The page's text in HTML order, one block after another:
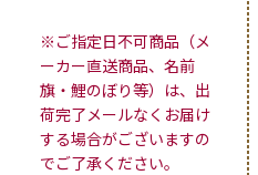
※ご指定日不可商品（メ
ーカー直送商品、名前
旗・鯉のぼり等）は、出
荷完了メールなくお届け
する場合がございますの
でご了承ください。